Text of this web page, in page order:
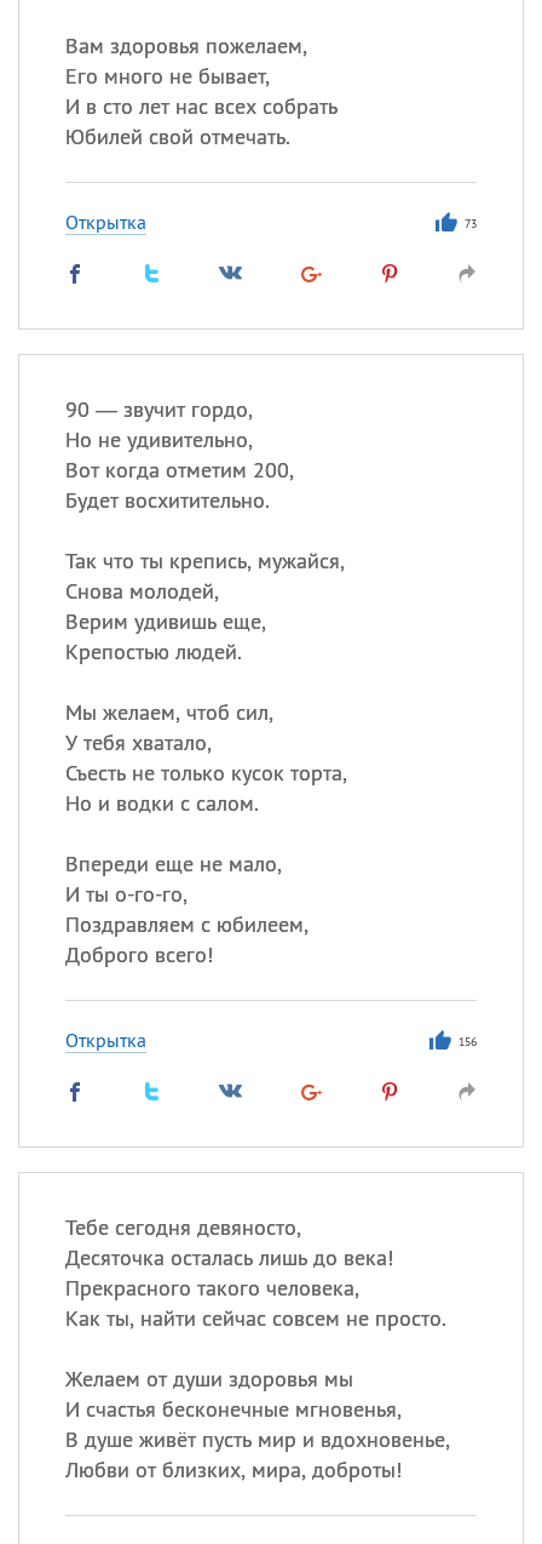
Вам здоровья пожелаем,
Его много не бывает,
И в сто лет нас всех собрать
Юбилей свой отмечать.
Открытка 73
90 — звучит гордо,
Но не удивительно,
Вот когда отметим 200,
Будет восхитительно.
Так что ты крепись, мужайся,
Снова молодей,
Верим удивишь еще,
Крепостью людей.
Мы желаем, чтоб сил,
У тебя хватало,
Съесть не только кусок торта,
Но и водки с салом.
Впереди еще не мало,
И ты о-го-го,
Поздравляем с юбилеем,
Доброго всего!
Открытка 156
Тебе сегодня девяносто,
Десяточка осталась лишь до века!
Прекрасного такого человека,
Как ты, найти сейчас совсем не просто.
Желаем от души здоровья мы
И счастья бесконечные мгновенья,
В душе живёт пусть мир и вдохновенье,
Любви от близких, мира, доброты!